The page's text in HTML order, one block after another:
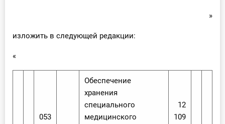
»
изложить в следующей редакции:
«
053
Обеспечение
хранения
специального
медицинского
12
109